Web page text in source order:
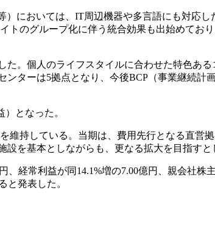
においては、IT周辺機器や多言語にも対応し
トのグループ化に伴う統合効果も出始めてお
。個人のライフスタイルに合わせた特色あ
ターは5拠点となり、今後BCP（事業継続計
となった。
維持している。当期は、費用先行となる直営
を基本としながらも、更なる拡大を目指すと
、経常利益が同14.1%増の7.00億円、親会社株
と発表した。